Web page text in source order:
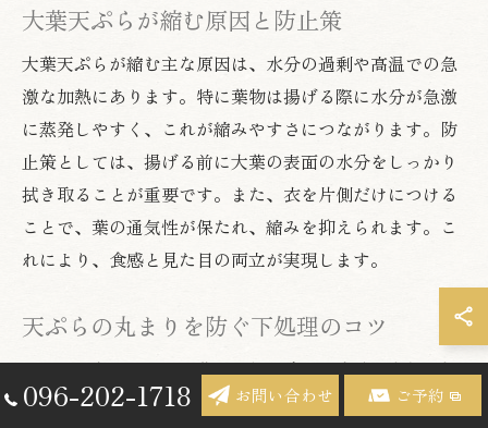
大葉天ぷらが縮む原因と防止策
大葉天ぷらが縮む主な原因は、水分の過剰や高温での急
激な加熱にあります。特に葉物は揚げる際に水分が急激
に蒸発しやすく、これが縮みやすさにつながります。防
止策としては、揚げる前に大葉の表面の水分をしっかり
拭き取ることが重要です。また、衣を片側だけにつける
ことで、葉の通気性が保たれ、縮みを抑えられます。こ
れにより、食感と見た目の両立が実現します。
天ぷらの丸まりを防ぐ下処理のコツ
天ぷらが丸まるのは、葉の内部に残った水分や空気が加
熱で膨張し、葉が反り返るためです。下処理のコツとし
096-202-1718 お問い合わせ ご予約